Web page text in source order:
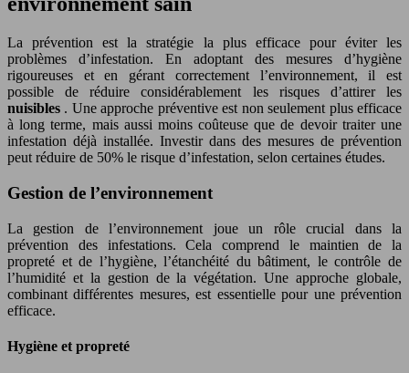
La prévention est la stratégie la plus efficace pour éviter les
problèmes d’infestation. En adoptant des mesures d’hygiène
rigoureuses et en gérant correctement l’environnement, il est
possible de réduire considérablement les risques d’attirer les
nuisibles . Une approche préventive est non seulement plus efficace
à long terme, mais aussi moins coûteuse que de devoir traiter une
infestation déjà installée. Investir dans des mesures de prévention
peut réduire de 50% le risque d’infestation, selon certaines études.
Gestion de l’environnement
La gestion de l’environnement joue un rôle crucial dans la
prévention des infestations. Cela comprend le maintien de la
propreté et de l’hygiène, l’étanchéité du bâtiment, le contrôle de
l’humidité et la gestion de la végétation. Une approche globale,
combinant différentes mesures, est essentielle pour une prévention
efficace.
Hygiène et propreté